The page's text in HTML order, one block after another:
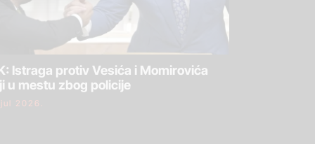
Istraga protiv Vesića i Momirovića
u mestu zbog policije
2026.